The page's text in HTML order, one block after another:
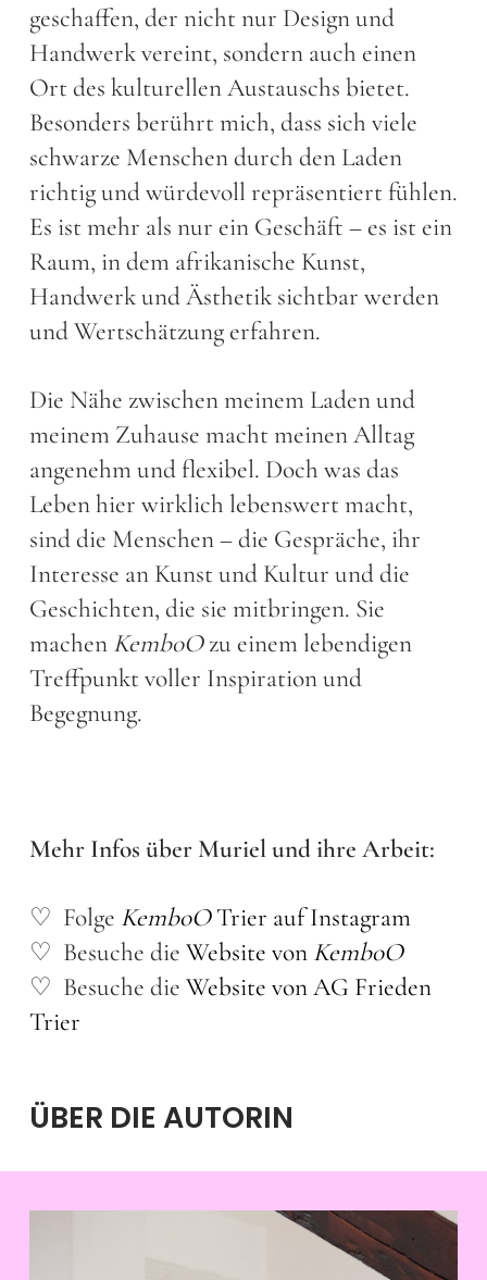
geschaffen, der nicht nur Design und
Handwerk vereint, sondern auch einen
Ort des kulturellen Austauschs bietet.
Besonders berührt mich, dass sich viele
schwarze Menschen durch den Laden
richtig und würdevoll repräsentiert fühlen.
Es ist mehr als nur ein Geschäft – es ist ein
Raum, in dem afrikanische Kunst,
Handwerk und Ästhetik sichtbar werden
und Wertschätzung erfahren.
Die Nähe zwischen meinem Laden und
meinem Zuhause macht meinen Alltag
angenehm und flexibel. Doch was das
Leben hier wirklich lebenswert macht,
sind die Menschen – die Gespräche, ihr
Interesse an Kunst und Kultur und die
Geschichten, die sie mitbringen. Sie
machen KemboOzu einem lebendigen
Treffpunkt voller Inspiration und
Begegnung.
Mehr Infos über Muriel und ihre Arbeit:
♡ Folge KemboOTrier auf Instagram
♡ Besuche die Website vonKemboO
♡ Besuche die Website von AG Frieden
Trier
ÜBER DIE AUTORIN